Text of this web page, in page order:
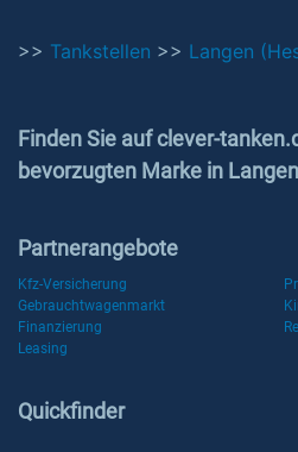
>> Tankstellen >> Langen
Finden Sie auf clever-
bevorzugten Marke in
Partnerangebote
Kfz-Versicherung
Gebrauchtwagenmarkt
Finanzierung
Leasing
Quickfinder